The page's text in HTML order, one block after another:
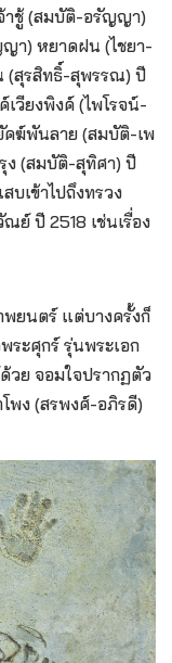
าชู้ (สมบัติ-อรัญญา)
ญา) หยาดฝน (ไชยา-
(สุรสิทธิ์-สุพรรณ) ปี
เวียงพิงค์ (ไพโรจน์-
คฆ์พันลาย (สมบัติ-เพ
ง (สมบัติ-สุทิศา) ปี
บเข้าไปถึงทรวง
ย์ ปี 2518 เช่นเรื่อง
พยนตร์ แต่บางครั้งก็
ระศุกร์ รุ่นพระเอก
วย จอมใจปรากฏตัว
พง (สรพงศ์-อภิรดี)